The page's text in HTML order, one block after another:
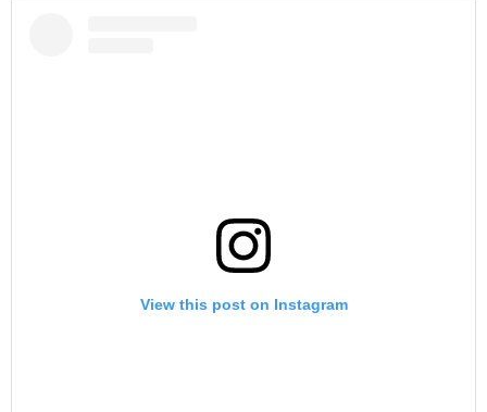
View this post on Instagram